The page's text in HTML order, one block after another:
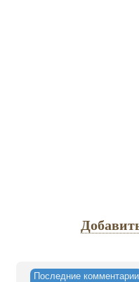
Последние комментарии